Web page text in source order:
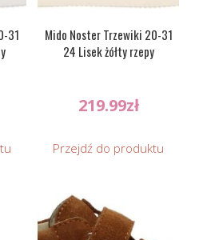
31
Mido Noster Trzewiki 20-31
24 Lisek żółty rzepy
219.99zł
Przejdź do produktu